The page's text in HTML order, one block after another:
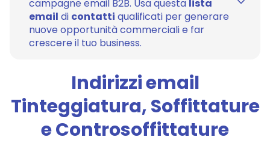
campagne email B2B. Usa questa lista
email di contatti qualificati per generare
nuove opportunità commerciali e far
crescere il tuo business.
Indirizzi email
Tinteggiatura, Soffittature
e Controsoffittature